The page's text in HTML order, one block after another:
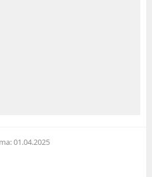
01.04.2025